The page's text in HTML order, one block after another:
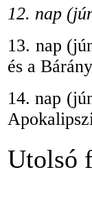
12. nap
13. nap
és a
14. nap
Utolsó